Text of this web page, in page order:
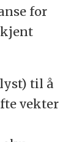
for
til å
vekter